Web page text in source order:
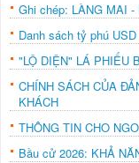
Ghi chép: LÀNG MAI
Danh sách tỷ phú
"LỘ DIỆN" LÁ PHIẾU
CHÍNH SÁCH CỦA
KHÁCH
THÔNG TIN CHO
Bầu cử 2026: KHẢ